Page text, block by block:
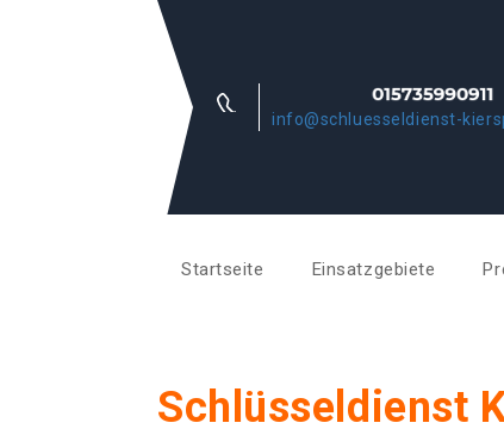
info@schluesseldienst-
Startseite Einsatzgebiete
Schlüsseldienst